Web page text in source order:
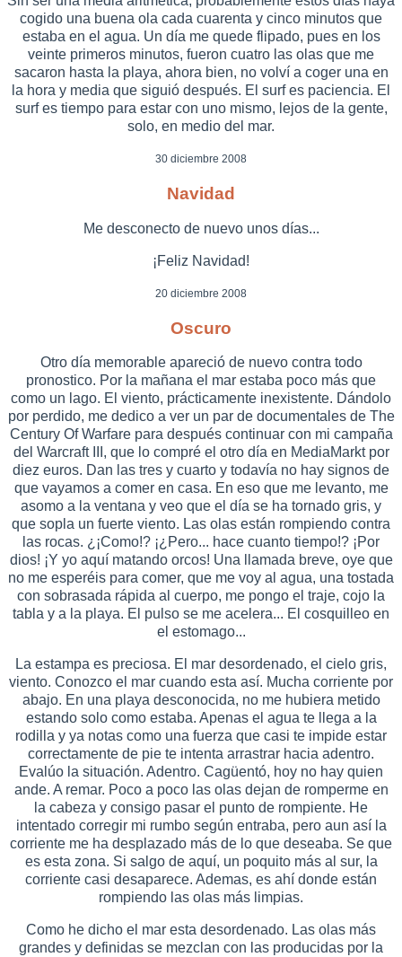
cogido una buena ola cada cuarenta y cinco minutos que
estaba en el agua. Un día me quede flipado, pues en los
veinte primeros minutos, fueron cuatro las olas que me
sacaron hasta la playa, ahora bien, no volví a coger una en
la hora y media que siguió después. El surf es paciencia. El
surf es tiempo para estar con uno mismo, lejos de la gente,
solo, en medio del mar.
30 diciembre 2008
Navidad
Me desconecto de nuevo unos días...
¡Feliz Navidad!
20 diciembre 2008
Oscuro
Otro día memorable apareció de nuevo contra todo
pronostico. Por la mañana el mar estaba poco más que
como un lago. El viento, prácticamente inexistente. Dándolo
por perdido, me dedico a ver un par de documentales de The
Century Of Warfare para después continuar con mi campaña
del Warcraft III, que lo compré el otro día en MediaMarkt por
diez euros. Dan las tres y cuarto y todavía no hay signos de
que vayamos a comer en casa. En eso que me levanto, me
asomo a la ventana y veo que el día se ha tornado gris, y
que sopla un fuerte viento. Las olas están rompiendo contra
las rocas. ¿¡Como!? ¡¿Pero... hace cuanto tiempo!? ¡Por
dios! ¡Y yo aquí matando orcos! Una llamada breve, oye que
no me esperéis para comer, que me voy al agua, una tostada
con sobrasada rápida al cuerpo, me pongo el traje, cojo la
tabla y a la playa. El pulso se me acelera... El cosquilleo en
el estomago...
La estampa es preciosa. El mar desordenado, el cielo gris,
viento. Conozco el mar cuando esta así. Mucha corriente por
abajo. En una playa desconocida, no me hubiera metido
estando solo como estaba. Apenas el agua te llega a la
rodilla y ya notas como una fuerza que casi te impide estar
correctamente de pie te intenta arrastrar hacia adentro.
Evalúo la situación. Adentro. Cagüentó, hoy no hay quien
ande. A remar. Poco a poco las olas dejan de romperme en
la cabeza y consigo pasar el punto de rompiente. He
intentado corregir mi rumbo según entraba, pero aun así la
corriente me ha desplazado más de lo que deseaba. Se que
es esta zona. Si salgo de aquí, un poquito más al sur, la
corriente casi desaparece. Ademas, es ahí donde están
rompiendo las olas más limpias.
Como he dicho el mar esta desordenado. Las olas más
grandes y definidas se mezclan con las producidas por la